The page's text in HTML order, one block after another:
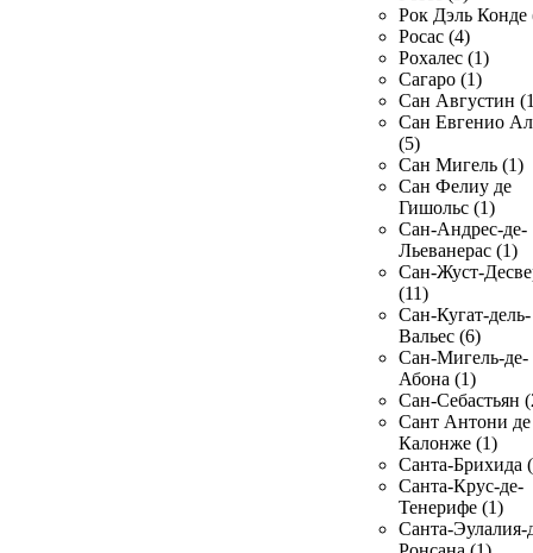
Рок Дэль Конде
Росас (4)
Рохалес (1)
Сагаро (1)
Сан Августин
Сан Евгенио
(5)
Сан Мигель (1)
Сан Фелиу де
Гишольс (1)
Сан-Андрес-де-
Льеванерас (1)
Сан-Жуст-
(11)
Сан-Кугат-дель-
Вальес (6)
Сан-Мигель-де-
Абона (1)
Сан-Себастьян
Сант Антони де
Калонже (1)
Санта-Брихида
Санта-Крус-де-
Тенерифе (1)
Санта-Эулалия-